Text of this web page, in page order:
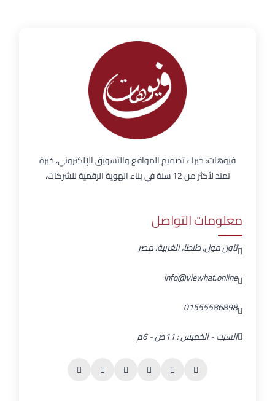
فيوهات: خبراء تصميم المواقع والتسويق الإلكتروني، خبرة
تمتد لأكثر من 12 سنة في بناء الهوية الرقمية للشركات.
معلومات التواصل
تاون مول، طنطا، الغربية، مصر
info@viewhat.online
01555586898
السبت - الخميس : 11ص - 6م